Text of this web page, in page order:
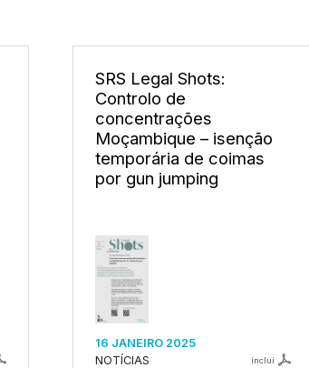
SRS Legal Shots:
Controlo de
concentrações
Moçambique – isenção
temporária de coimas
por gun jumping
16 JANEIRO 2025
NOTÍCIAS
inclui